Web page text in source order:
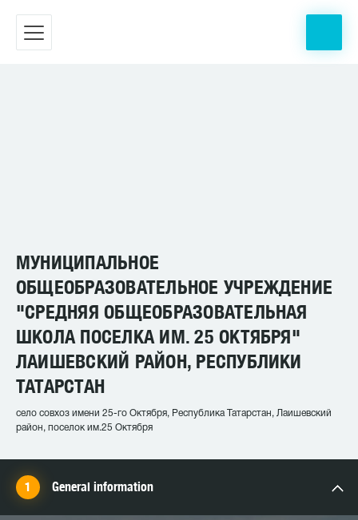
МУНИЦИПАЛЬНОЕ
ОБЩЕОБРАЗОВАТЕЛЬНОЕ УЧРЕЖДЕНИЕ
"СРЕДНЯЯ ОБЩЕОБРАЗОВАТЕЛЬНАЯ
ШКОЛА ПОСЕЛКА ИМ. 25 ОКТЯБРЯ"
ЛАИШЕВСКИЙ РАЙОН, РЕСПУБЛИКИ
ТАТАРСТАН
село совхоз имени 25-го Октября, Республика Татарстан, Лаишевский
район, поселок им.25 Октября
General information